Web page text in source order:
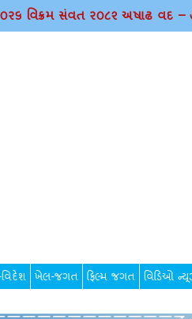
વિક્રમ સંવત ર૦૮૨ અષાઢ વદ –
ખેલ-જગત ફિલ્મ જગત વિડિઓ